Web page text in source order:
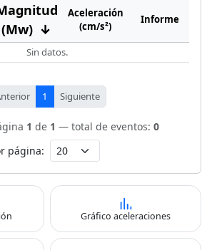
(Mw) ↓
Aceleración
(cm/s²)
Informe
Sin datos.
1 Siguiente
1 de 1 — total de eventos: 0
página:
Gráfico aceleraciones